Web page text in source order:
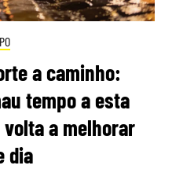
a caminho:
tempo a esta
a melhorar
dia